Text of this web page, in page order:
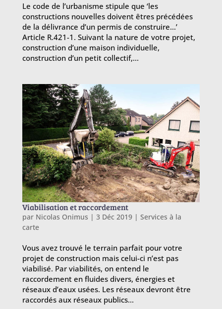
Le code de l’urbanisme stipule que ‘les
constructions nouvelles doivent êtres précédées
de la délivrance d’un permis de construire…’
Article R.421-1. Suivant la nature de votre projet,
construction d’une maison individuelle,
construction d’un petit collectif,...
Viabilisation et raccordement
par Nicolas Onimus | 3 Déc 2019| Services à la
carte
Vous avez trouvé le terrain parfait pour votre
projet de construction mais celui-ci n’est pas
viabilisé. Par viabilités, on entend le
raccordement en fluides divers, énergies et
réseaux d’eaux usées. Les réseaux devront être
raccordés aux réseaux publics...